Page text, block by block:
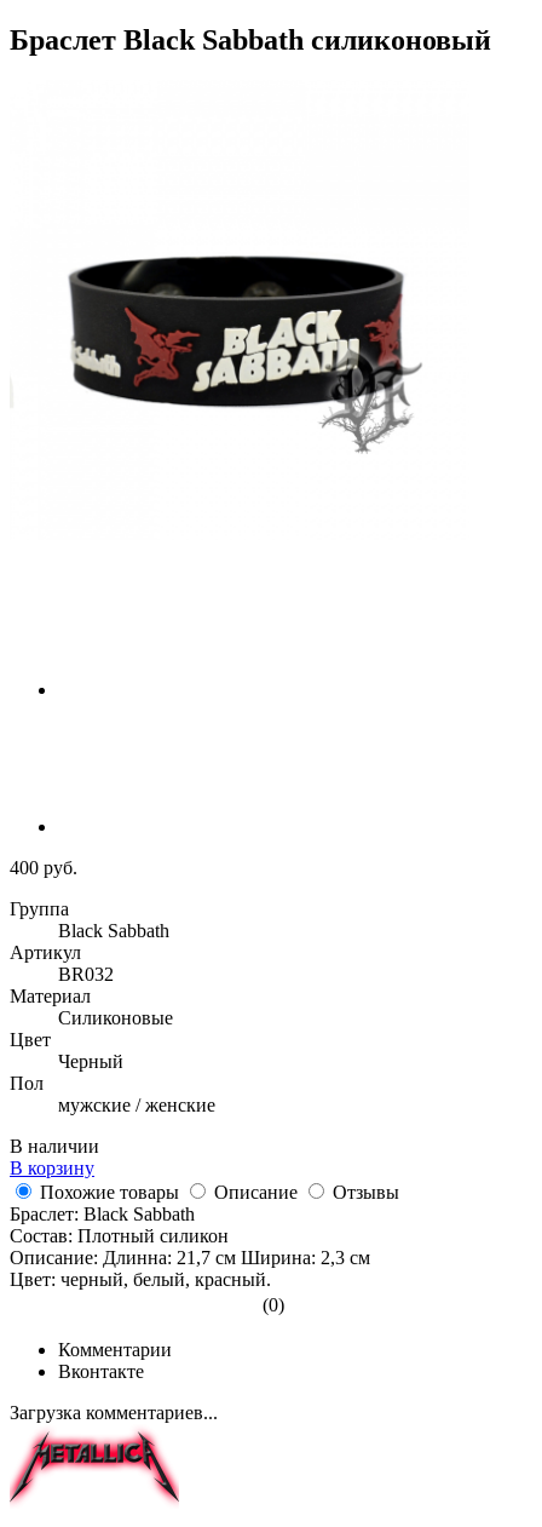
Браслет Black Sabbath силиконовый
400 руб.
Группа
Black Sabbath
Артикул
BR032
Материал
Силиконовые
Цвет
Черный
Пол
мужские / женские
В наличии
В корзину
Похожие товары
Описание
Отзывы
Браслет: Black Sabbath
Состав: Плотный силикон
Описание: Длинна: 21,7 см Ширина: 2,3 см
Цвет: черный, белый, красный.
(0)
Комментарии
Вконтакте
Загрузка комментариев...